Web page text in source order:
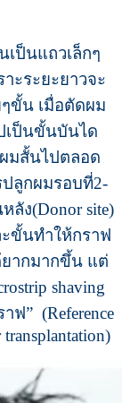
ป็นแถวเล็กๆ
ะระยะยาวจะ
ขั้น เมื่อตัดผม
เป็นขั้นบันได
มสั้นไปตลอด
ลูกผมรอบที่2-
ลัง(Donor site)
ขั้นทำให้กราฟ
ยากมากขึ้น แต่
shaving
ฟ” (Reference